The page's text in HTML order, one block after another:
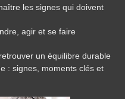
les signes qui doivent
agir et se faire
un équilibre durable
: signes, moments clés et